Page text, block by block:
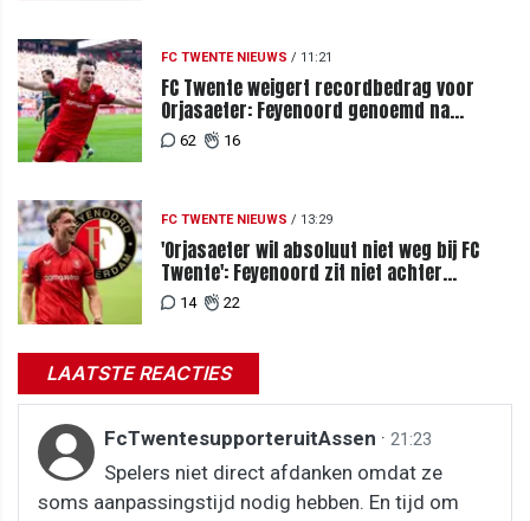
FC TWENTE NIEUWS / 11:21
FC Twente weigert recordbedrag voor
Orjasaeter: Feyenoord genoemd na
megabod
62 16
FC TWENTE NIEUWS / 13:29
'Orjasaeter wil absoluut niet weg bij FC
Twente': Feyenoord zit niet achter
recordbod
14 22
LAATSTE REACTIES
FcTwentesupporteruitAssen · 21:23
Spelers niet direct afdanken omdat ze
soms aanpassingstijd nodig hebben. En tijd om